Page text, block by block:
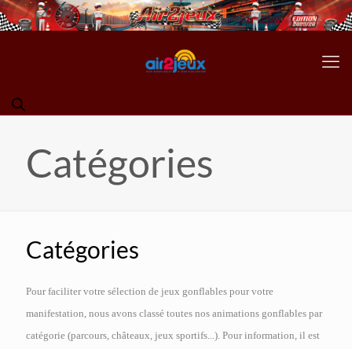
Catégories
Catégories
Pour faciliter votre sélection de jeux gonflables pour votre
manifestation, nous avons classé toutes nos animations gonflables par
catégorie (parcours, châteaux, jeux sportifs...). Pour information, il est